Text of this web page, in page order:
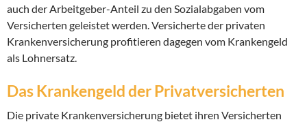
auch der Arbeitgeber-Anteil zu den Sozialabgaben vom
Versicherten geleistet werden. Versicherte der privaten
Krankenversicherung profitieren dagegen vom Krankengeld
als Lohnersatz.
Das Krankengeld der Privatversicherten
Die private Krankenversicherung bietet ihren Versicherten